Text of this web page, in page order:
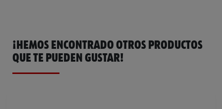
¡HEMOS ENCONTRADO OTROS PRODUCTOS
QUE TE PUEDEN GUSTAR!